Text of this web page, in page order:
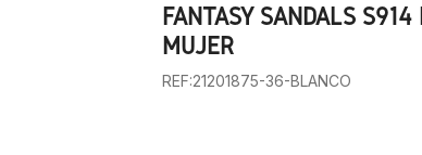
FANTASY SANDALS
MUJER
REF:21201875-36-BLANCO